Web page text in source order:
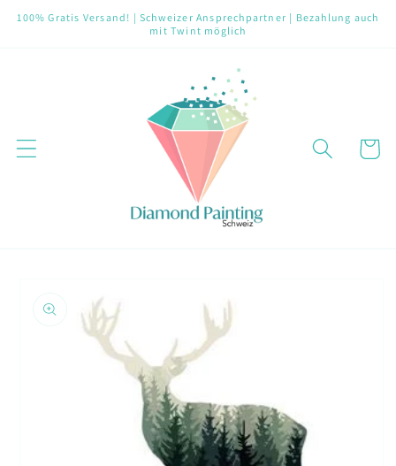
zum
100% Gratis Versand! | Schweizer Ansprechpartner | Bezahlung auch
mit Twint möglich